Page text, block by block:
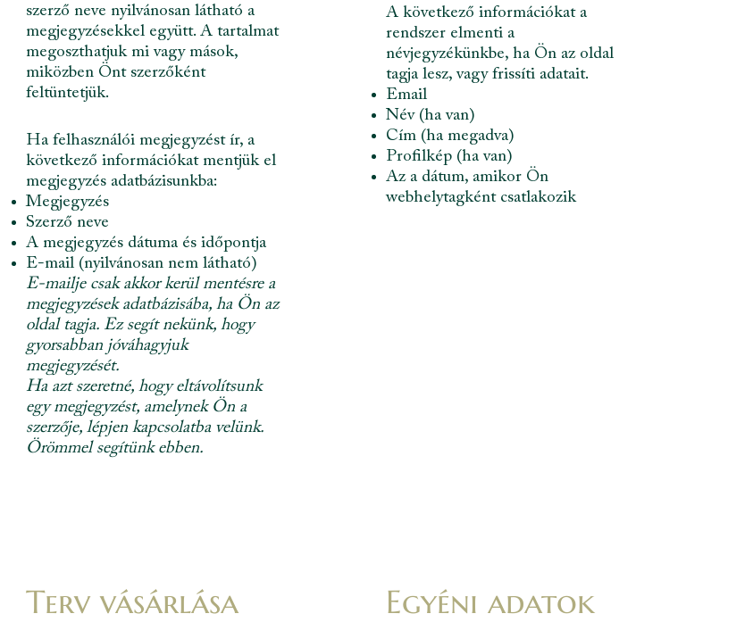
szerző neve nyilvánosan látható a
megjegyzésekkel együtt. A tartalmat
megoszthatjuk mi vagy mások,
miközben Önt szerzőként
feltüntetjük.
Ha felhasználói megjegyzést ír, a
következő információkat mentjük el
megjegyzés adatbázisunkba:
Megjegyzés
Szerző neve
A megjegyzés dátuma és időpontja
E-mail (nyilvánosan nem látható)
E-mailje csak akkor kerül mentésre a
megjegyzések adatbázisába, ha Ön az
oldal tagja. Ez segít nekünk, hogy
gyorsabban jóváhagyjuk
megjegyzését.
Ha azt szeretné, hogy eltávolítsunk
egy megjegyzést, amelynek Ön a
szerzője, lépjen kapcsolatba velünk.
Örömmel segítünk ebben.
A következő információkat a
rendszer elmenti a
névjegyzékünkbe, ha Ön az oldal
tagja lesz, vagy frissíti adatait.
Email
Név (ha van)
Cím (ha megadva)
Profilkép (ha van)
Az a dátum, amikor Ön
webhelytagként csatlakozik
Terv vásárlása
Egyéni adatok